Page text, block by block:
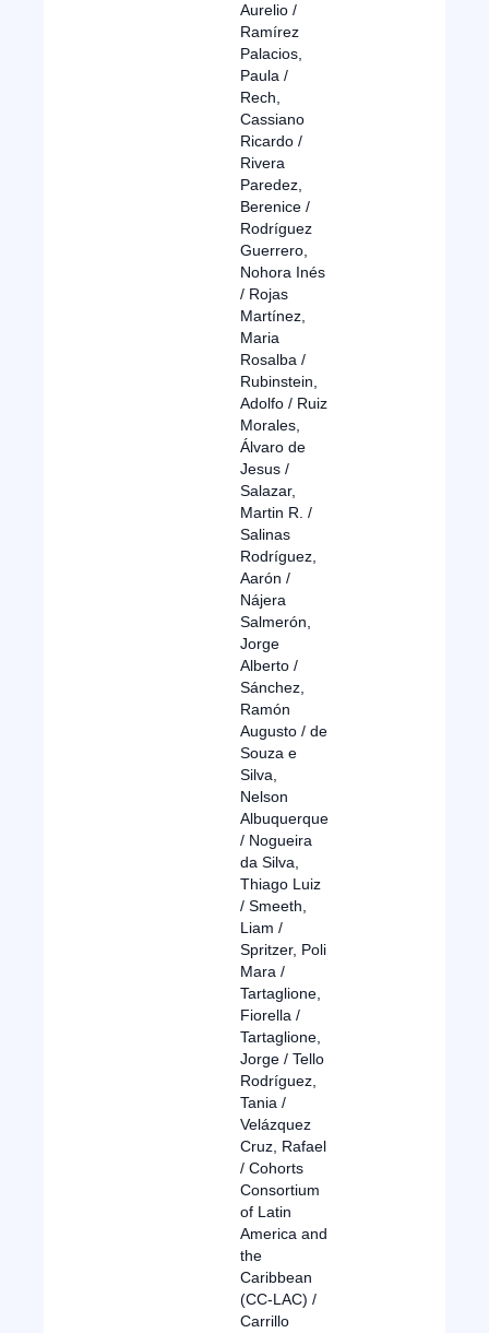
Aurelio /
Ramírez
Palacios,
Paula /
Rech,
Cassiano
Ricardo /
Rivera
Paredez,
Berenice /
Rodríguez
Guerrero,
Nohora Inés
/ Rojas
Martínez,
Maria
Rosalba /
Rubinstein,
Adolfo / Ruiz
Morales,
Álvaro de
Jesus /
Salazar,
Martin R. /
Salinas
Rodríguez,
Aarón /
Nájera
Salmerón,
Jorge
Alberto /
Sánchez,
Ramón
Augusto / de
Souza e
Silva,
Nelson
Albuquerque
/ Nogueira
da Silva,
Thiago Luiz
/ Smeeth,
Liam /
Spritzer, Poli
Mara /
Tartaglione,
Fiorella /
Tartaglione,
Jorge / Tello
Rodríguez,
Tania /
Velázquez
Cruz, Rafael
/ Cohorts
Consortium
of Latin
America and
the
Caribbean
(CC-LAC) /
Carrillo